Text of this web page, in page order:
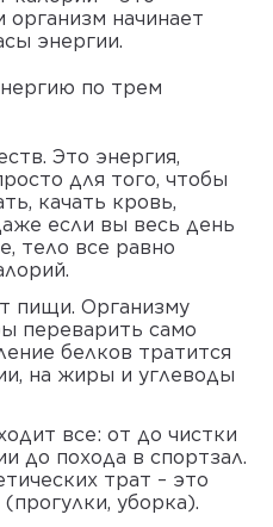
организм начинает
энергии.
по трем
Это энергия,
для того, чтобы
качать кровь,
если вы весь день
тело все равно
пищи. Организму
переварить само
белков тратится
на жиры и углеводы
все: от до чистки
до похода в спортзал.
трат – это
уборка).